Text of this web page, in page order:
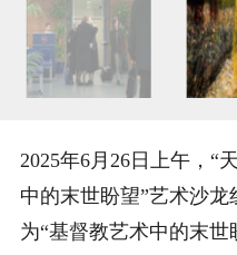
2025年6月26日上午，
中的末世盼望”艺术沙
为“基督教艺术中的末